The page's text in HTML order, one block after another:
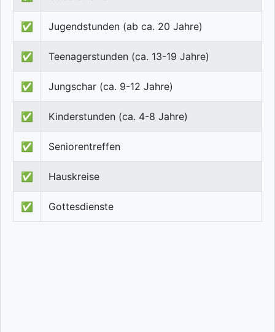
✅ Jugendstunden (ab ca. 20 Jahre)
✅ Teenagerstunden (ca. 13-19 Jahre)
✅ Jungschar (ca. 9-12 Jahre)
✅ Kinderstunden (ca. 4-8 Jahre)
✅ Seniorentreffen
✅ Hauskreise
✅ Gottesdienste